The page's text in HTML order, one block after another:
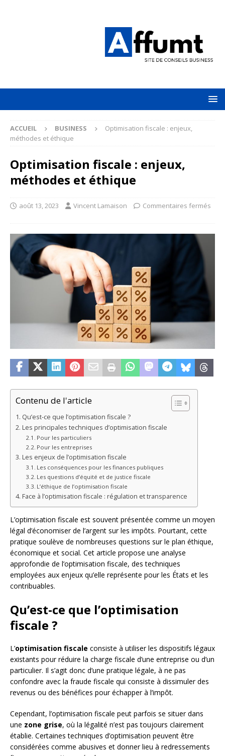
ACCUEIL BUSINESS
Optimisation fiscale : enjeux,
méthodes et éthique
Optimisation fiscale : enjeux,
méthodes et éthique
août 13, 2023 Vincent Lamaison Commentaires fermés
Contenu de l'article
Qu’est-ce que l’optimisation fiscale ?
Les principales techniques d’optimisation fiscale
Pour les particuliers
Pour les entreprises
Les enjeux de l’optimisation fiscale
Les conséquences pour les finances publiques
Les questions d’équité et de justice fiscale
L’éthique de l’optimisation fiscale
Face à l’optimisation fiscale : régulation et transparence
L’optimisation fiscale est souvent présentée comme un moyen
légal d’économiser de l’argent sur les impôts. Pourtant, cette
pratique soulève de nombreuses questions sur le plan éthique,
économique et social. Cet article propose une analyse
approfondie de l’optimisation fiscale, des techniques
employées aux enjeux qu’elle représente pour les États et les
contribuables.
Qu’est-ce que l’optimisation
fiscale ?
L’optimisation fiscale consiste à utiliser les dispositifs légaux
existants pour réduire la charge fiscale d’une entreprise ou d’un
particulier. Il s’agit donc d’une pratique légale, à ne pas
confondre avec la fraude fiscale qui consiste à dissimuler des
revenus ou des bénéfices pour échapper à l’impôt.
Cependant, l’optimisation fiscale peut parfois se situer dans
une zone grise, où la légalité n’est pas toujours clairement
établie. Certaines techniques d’optimisation peuvent être
considérées comme abusives et donner lieu à redressements